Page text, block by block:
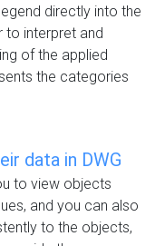
directly into the
to interpret and
of the applied
the categories
data in DWG
to view objects
and you can also
to the objects,